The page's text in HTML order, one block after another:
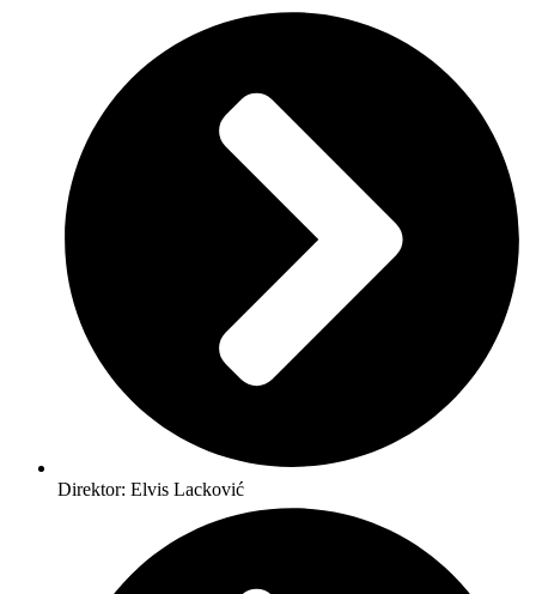
Direktor: Elvis Lacković